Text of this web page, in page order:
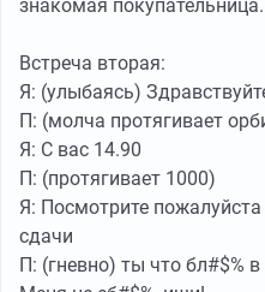
знакомая
Встреча вторая:
Я: (улыбаясь)
П: (молча протягивает
Я: С вас 14.90
П: (протягивает 1000)
Я: Посмотрите
сдачи
П: (гневно) ты что бл#$%